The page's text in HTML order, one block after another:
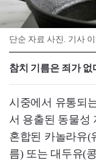
단순 자료 사진. 기사
참치 기름은 죄가 없
시중에서 유통되
서 용출된 동물성
혼합된 카놀라유(
름) 또는 대두유(